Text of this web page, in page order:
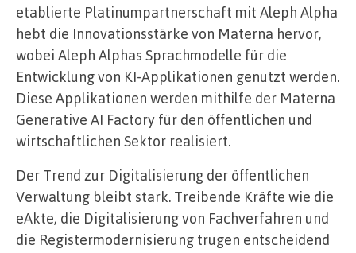
etablierte Platinumpartnerschaft mit Aleph Alpha
hebt die Innovationsstärke von Materna hervor,
wobei Aleph Alphas Sprachmodelle für die
Entwicklung von KI-Applikationen genutzt werden.
Diese Applikationen werden mithilfe der Materna
Generative AI Factory für den öffentlichen und
wirtschaftlichen Sektor realisiert.
Der Trend zur Digitalisierung der öffentlichen
Verwaltung bleibt stark. Treibende Kräfte wie die
eAkte, die Digitalisierung von Fachverfahren und
die Registermodernisierung trugen entscheidend